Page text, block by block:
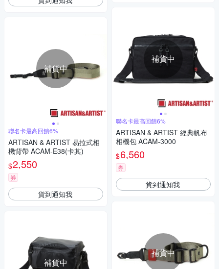
補貨中
聯名卡最高回饋6%
ARTISAN & ARTIST 易拉式相
機背帶 ACAM-E38(卡其)
$2,550
券
貨到通知我
補貨中
補貨中
聯名卡最高回饋6%
ARTISAN & ARTIST 經典帆布
相機包 ACAM-3000
$6,560
券
貨到通知我
補貨中